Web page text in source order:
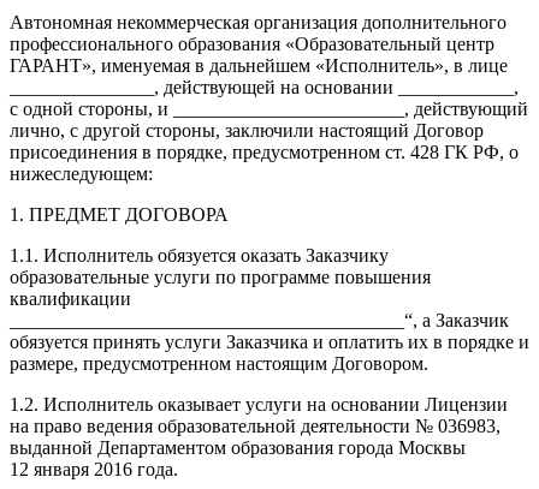
Автономная некоммерческая организация дополнительного
профессионального образования «Образовательный центр
ГАРАНТ», именуемая в дальнейшем «Исполнитель», в лице
_______________, действующей на основании ____________,
с одной стороны, и ________________________, действующий
лично, с другой стороны, заключили настоящий Договор
присоединения в порядке, предусмотренном ст. 428 ГК РФ, о
нижеследующем:
1. ПРЕДМЕТ ДОГОВОРА
1.1. Исполнитель обязуется оказать Заказчику
образовательные услуги по программе повышения
квалификации
_________________________________________“, а Заказчик
обязуется принять услуги Заказчика и оплатить их в порядке и
размере, предусмотренном настоящим Договором.
1.2. Исполнитель оказывает услуги на основании Лицензии
на право ведения образовательной деятельности № 036983,
выданной Департаментом образования города Москвы
12 января 2016 года.